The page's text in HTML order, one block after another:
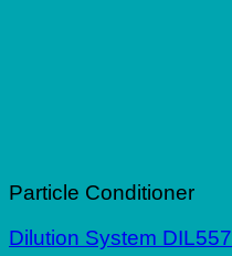
Particle Conditioner
Dilution System DIL557